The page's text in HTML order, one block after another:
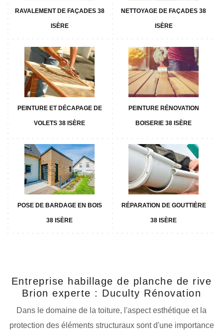
RAVALEMENT DE FAÇADES 38
ISÈRE
NETTOYAGE DE FAÇADES 38
ISÈRE
PEINTURE ET DÉCAPAGE DE
VOLETS 38 ISÈRE
PEINTURE RÉNOVATION
BOISERIE 38 ISÈRE
POSE DE BARDAGE EN BOIS
38 ISÈRE
RÉPARATION DE GOUTTIÈRE
38 ISÈRE
Entreprise habillage de planche de rive
Brion experte : Duculty Rénovation
Dans le domaine de la toiture, l'aspect esthétique et la
protection des éléments structuraux sont d'une importance